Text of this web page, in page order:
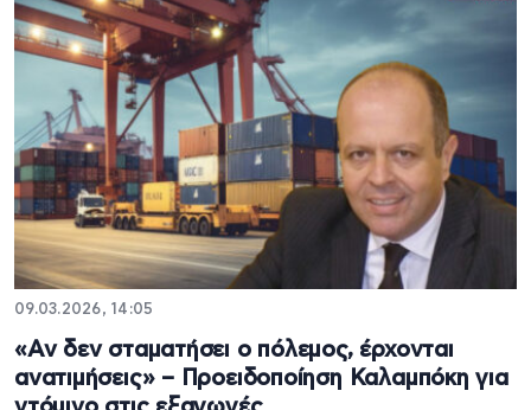
09.03.2026, 14:05
«Αν δεν σταματήσει ο πόλεμος, έρχονται
ανατιμήσεις» – Προειδοποίηση Καλαμπόκη για